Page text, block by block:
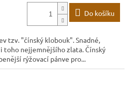
Do košíku
tzv. "čínský klobouk". Snadné,
toho nejjemnějšího zlata. Čínský
rýžovací pánve pro...